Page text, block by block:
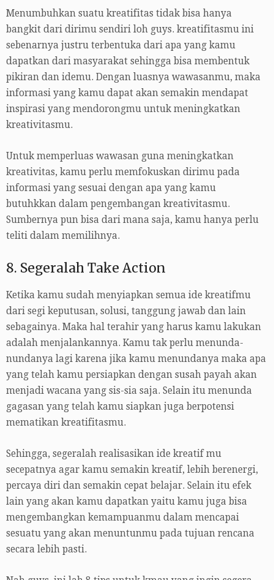
Menumbuhkan suatu kreatifitas tidak bisa hanya
bangkit dari dirimu sendiri loh guys. kreatifitasmu ini
sebenarnya justru terbentuka dari apa yang kamu
dapatkan dari masyarakat sehingga bisa membentuk
pikiran dan idemu. Dengan luasnya wawasanmu, maka
informasi yang kamu dapat akan semakin mendapat
inspirasi yang mendorongmu untuk meningkatkan
kreativitasmu.
Untuk memperluas wawasan guna meningkatkan
kreativitas, kamu perlu memfokuskan dirimu pada
informasi yang sesuai dengan apa yang kamu
butuhkkan dalam pengembangan kreativitasmu.
Sumbernya pun bisa dari mana saja, kamu hanya perlu
teliti dalam memilihnya.
8. Segeralah Take Action
Ketika kamu sudah menyiapkan semua ide kreatifmu
dari segi keputusan, solusi, tanggung jawab dan lain
sebagainya. Maka hal terahir yang harus kamu lakukan
adalah menjalankannya. Kamu tak perlu menunda-
nundanya lagi karena jika kamu menundanya maka apa
yang telah kamu persiapkan dengan susah payah akan
menjadi wacana yang sis-sia saja. Selain itu menunda
gagasan yang telah kamu siapkan juga berpotensi
mematikan kreatifitasmu.
Sehingga, segeralah realisasikan ide kreatif mu
secepatnya agar kamu semakin kreatif, lebih berenergi,
percaya diri dan semakin cepat belajar. Selain itu efek
lain yang akan kamu dapatkan yaitu kamu juga bisa
mengembangkan kemampuanmu dalam mencapai
sesuatu yang akan menuntunmu pada tujuan rencana
secara lebih pasti.